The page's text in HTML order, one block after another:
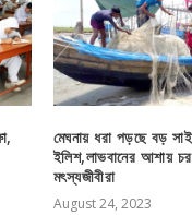
মেঘনায় ধরা পড়ছে বড়
ইলিশ,লাভবানের আশায়
মৎস্যজীবীরা
August 24, 2023